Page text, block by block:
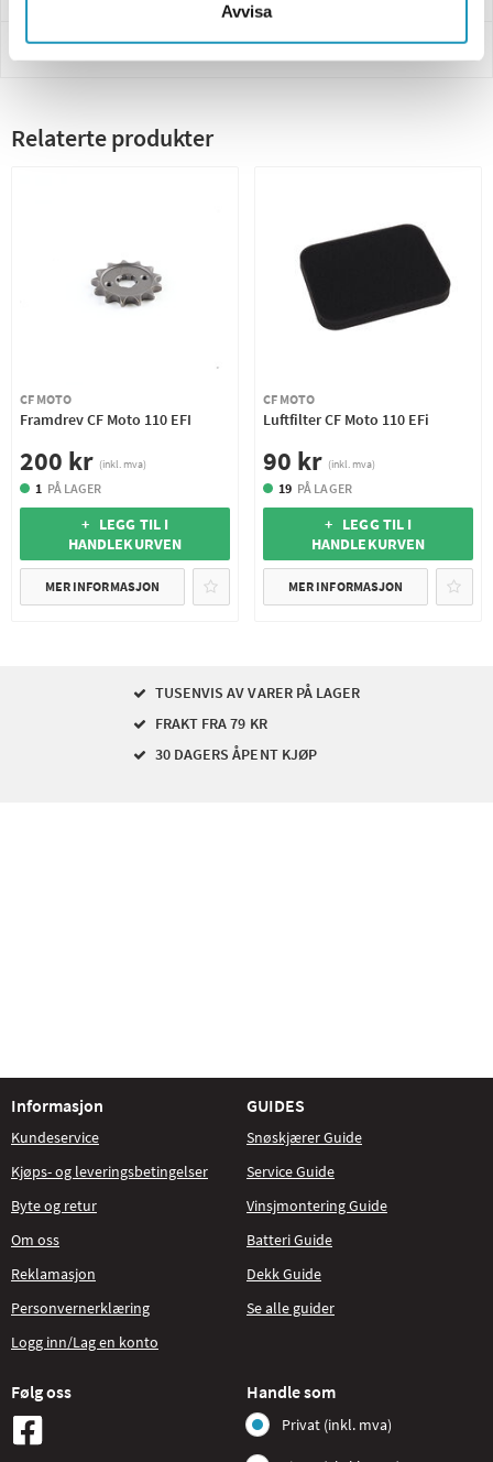
Avvisa
Innbetaling
Relaterte produkter
CF MOTO
Framdrev CF Moto 110 EFI
200 kr (inkl. mva)
1 PÅ LAGER
+ LEGG TIL I
HANDLEKURVEN
MER INFORMASJON
CF MOTO
Luftfilter CF Moto 110 EFi
90 kr (inkl. mva)
19 PÅ LAGER
+ LEGG TIL I
HANDLEKURVEN
MER INFORMASJON
TUSENVIS AV VARER PÅ LAGER
FRAKT FRA 79 KR
30 DAGERS ÅPENT KJØP
Informasjon
Kundeservice
Kjøps- og leveringsbetingelser
Byte og retur
Om oss
Reklamasjon
Personvernerklæring
Logg inn/Lag en konto
GUIDES
Snøskjærer Guide
Service Guide
Vinsjmontering Guide
Batteri Guide
Dekk Guide
Se alle guider
Følg oss Handle som
Privat (inkl. mva)